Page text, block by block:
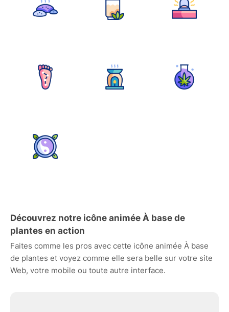
Découvrez notre icône animée À base de
plantes en action
Faites comme les pros avec cette icône animée À base
de plantes et voyez comme elle sera belle sur votre site
Web, votre mobile ou toute autre interface.